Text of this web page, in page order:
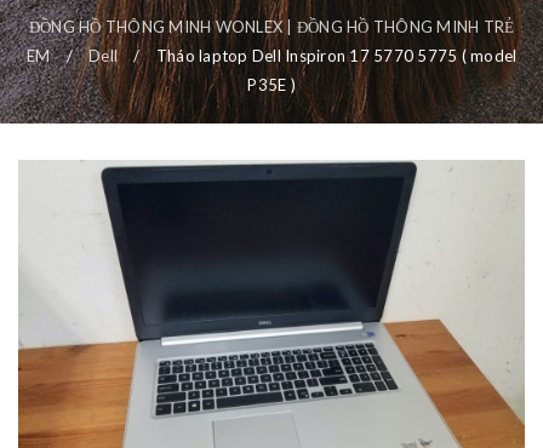
ĐỒNG HỒ THÔNG MINH WONLEX | ĐỒNG HỒ THÔNG MINH TRẺ
EM
/ Dell /
Tháo laptop Dell Inspiron 17 5770 5775 ( model
P35E )